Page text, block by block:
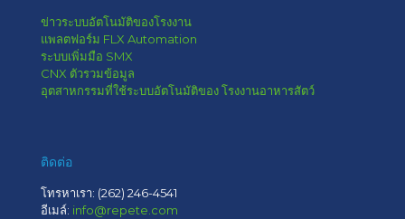
ข่าวระบบอัตโนมัติของโรงงาน
แพลตฟอร์ม FLX Automation
ระบบเพิ่มมือ SMX
CNX ตัวรวมข้อมูล
อุตสาหกรรมที่ใช้ระบบอัตโนมัติของ โรงงานอาหารสัตว์
ติดต่อ
โทรหาเรา: (262) 246-4541
อีเมล์: info@repete.com